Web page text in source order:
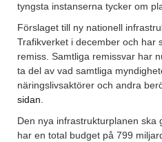
tyngsta instanserna tycker om
Förslaget till ny nationell
Trafikverket i december och har
remiss. Samtliga remissvar har
ta del av vad samtliga
näringslivsaktörer och andra
sidan
Den nya infrastrukturplanen ska
har en total budget på 799